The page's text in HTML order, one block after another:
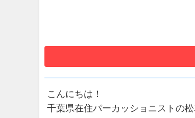
こんにちは！
千葉県在住パーカッショニストの松